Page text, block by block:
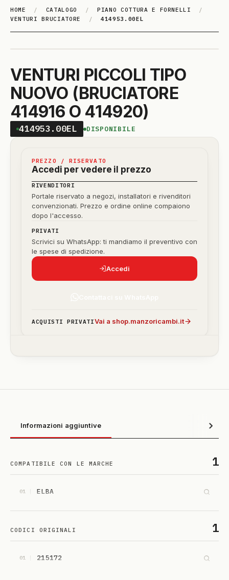
HOME / CATALOGO / PIANO COTTURA E FORNELLI
/
VENTURI BRUCIATORE
/ 414953.00EL
VENTURI PICCOLI TIPO
NUOVO (BRUCIATORE
414916 O 414920)
414953.00EL DISPONIBILE
PREZZO / RISERVATO
Accedi per vedere il prezzo
RIVENDITORI
Portale riservato a negozi, installatori e rivenditori
convenzionati. Prezzo e ordine online compaiono
dopo l'accesso.
PRIVATI
Scrivici su WhatsApp: ti mandiamo il preventivo con
le spese di spedizione.
Accedi
ACQUISTI PRIVATIVai a shop.manzoricambi.it
Informazioni aggiuntive
COMPATIBILE CON LE MARCHE 1
01 ELBA
CODICI ORIGINALI 1
01 215172